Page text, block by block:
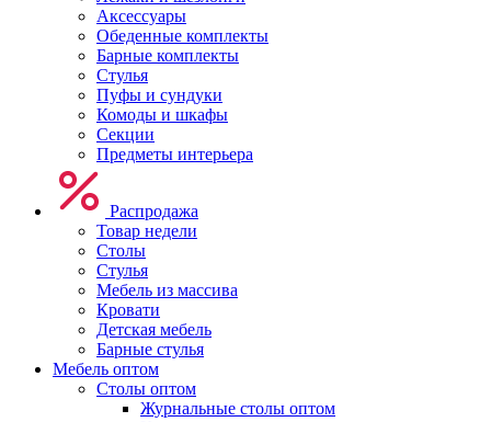
Аксессуары
Обеденные комплекты
Барные комплекты
Стулья
Пуфы и сундуки
Комоды и шкафы
Секции
Предметы интерьера
Распродажа
Товар недели
Столы
Стулья
Мебель из массива
Кровати
Детская мебель
Барные стулья
Мебель оптом
Столы оптом
Журнальные столы оптом